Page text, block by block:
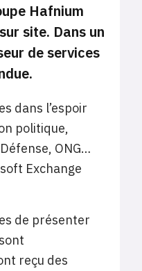
Hafnium
site. Dans un
de services
dans l’espoir
politique,
ONG…
Exchange
de présenter
reçu des